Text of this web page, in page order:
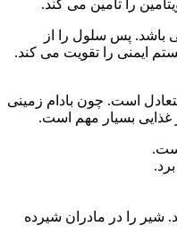
باشد. پس سلول را از
ایمنی را تقویت می کند.
است. چون بادام زمینی
غذایی بسیار مهم است.
را در مادران شیرده